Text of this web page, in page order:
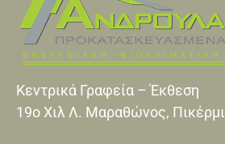
Κεντρικά Γραφεία – Έκθεση
19o Xιλ Λ. Μαραθώνος, Πικέρμι